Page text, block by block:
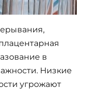
в
Низкие
угрожают